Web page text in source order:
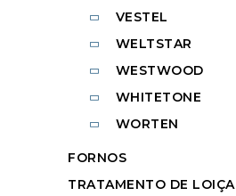
VESTEL
WELTSTAR
WESTWOOD
WHITETONE
WORTEN
FORNOS
TRATAMENTO DE LOIÇA